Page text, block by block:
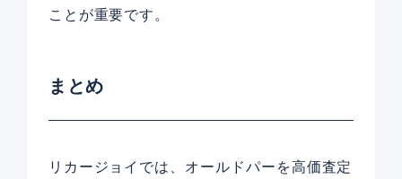
ことが重要です。
まとめ
リカージョイでは、オールドパーを高価査定